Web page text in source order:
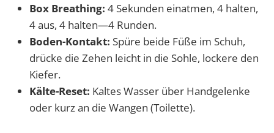
Box Breathing: 4 Sekunden einatmen, 4 halten,
4 aus, 4 halten—4 Runden.
Boden-Kontakt: Spüre beide Füße im Schuh,
drücke die Zehen leicht in die Sohle, lockere den
Kiefer.
Kälte-Reset: Kaltes Wasser über Handgelenke
oder kurz an die Wangen (Toilette).